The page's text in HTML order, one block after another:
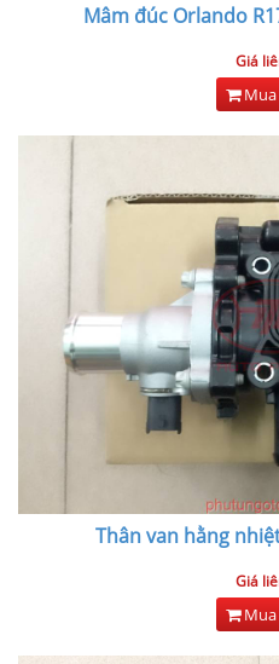
Mâm đúc Orlando
Giá
Mua
Thân van hằng
Giá
Mua